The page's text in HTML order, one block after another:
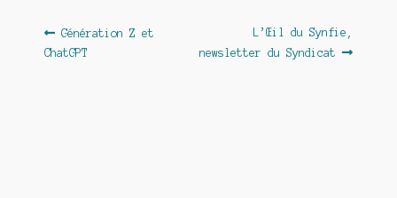
Navigation
de
Article
précédent :
Génération Z et
ChatGPT
Article
suivant :
L’Œil du Synfie,
newsletter du Syndicat